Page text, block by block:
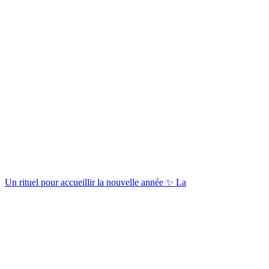
Un rituel pour accueillir la nouvelle année ✨ La